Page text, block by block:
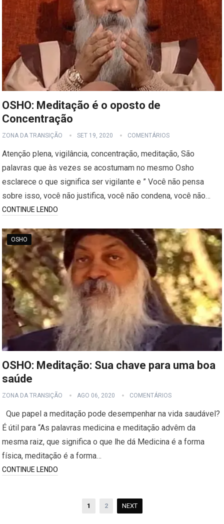
OSHO: Meditação é o oposto de
Concentração
ZONA DA TRANSIÇÃO SET 19, 2020 COMENTÁRIOS
Atenção plena, vigilância, concentração, meditação, São
palavras que às vezes se acostumam no mesmo Osho
esclarece o que significa ser vigilante e ” Você não pensa
sobre isso, você não justifica, você não condena, você não…
CONTINUE LENDO
OSHO
OSHO: Meditação: Sua chave para uma boa
saúde
ZONA DA TRANSIÇÃO AGO 06, 2020 COMENTÁRIOS
Que papel a meditação pode desempenhar na vida saudável?
É útil para “As palavras medicina e meditação advêm da
mesma raiz, que significa o que lhe dá Medicina é a forma
física, meditação é a forma…
CONTINUE LENDO
1 2 NEXT